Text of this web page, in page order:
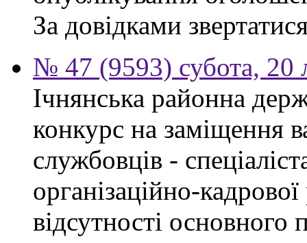
За довідками
№ 47 (9593) субота, 20
Ічнянська районна
конкурс на заміщення
службовців -
організаційно-
відсутності основного